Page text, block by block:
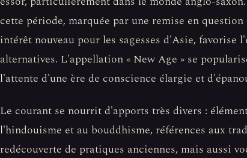
cette période, marquée par une remise en
intérêt nouveau pour les sagesses d'Asie, favorise
alternatives. L'appellation « New Age » se
l'attente d'une ère de conscience élargie et
Le courant se nourrit d'apports très divers :
l'hindouisme et au bouddhisme, références aux
redécouverte de pratiques anciennes, mais aussi